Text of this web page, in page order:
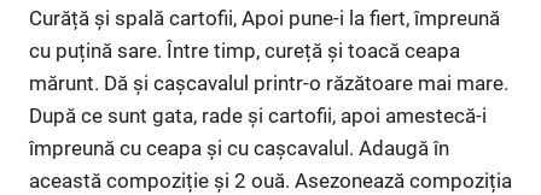
Curăță și spală cartofii, Apoi pune-i la fiert, împreună
cu puțină sare. Între timp, cureță și toacă ceapa
mărunt. Dă și cașcavalul printr-o răzătoare mai mare.
După ce sunt gata, rade și cartofii, apoi amestecă-i
împreună cu ceapa și cu cașcavalul. Adaugă în
această compoziție și 2 ouă. Asezonează compoziția